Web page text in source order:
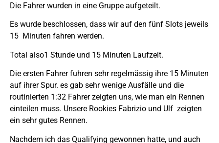
Die Fahrer wurden in eine Gruppe aufgeteilt.
Es wurde beschlossen, dass wir auf den fünf Slots jeweils
15 Minuten fahren werden.
Total also1 Stunde und 15 Minuten Laufzeit.
Die ersten Fahrer fuhren sehr regelmässig ihre 15 Minuten
auf ihrer Spur. es gab sehr wenige Ausfälle und die
routinierten 1:32 Fahrer zeigten uns, wie man ein Rennen
einteilen muss. Unsere Rookies Fabrizio und Ulf zeigten
ein sehr gutes Rennen.
Nachdem ich das Qualifying gewonnen hatte, und auch